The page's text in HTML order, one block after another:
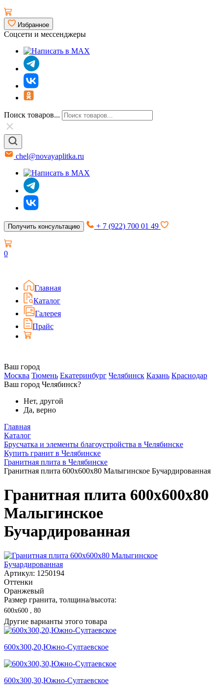
Избранное
Соцсети и мессенджеры
Поиск товаров...
chel@novayaplitka.ru
Получить консультацию + 7 (922) 700 01 49
0
Главная
Каталог
Галерея
Прайс
Ваш город
Москва Тюмень Екатеринбург Челябинск Казань Краснодар
Ваш город Челябинск?
Нет, другой
Да, верно
Главная
Каталог
Брусчатка и элементы благоустройства в Челябинске
Купить гранит в Челябинске
Гранитная плита в Челябинске
Гранитная плита 600х600x80 Малыгинское Бучардированная
Гранитная плита 600х600x80
Малыгинское
Бучардированная
Артикул: 1250194
Оттенки
Оранжевый
Размер гранита, толщина/высота:
600х600 , 80
Другие варианты этого товара
600х300,20,Южно-Султаевское
600х300,30,Южно-Султаевское